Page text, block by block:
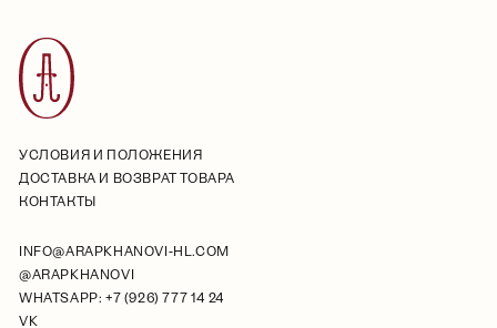
УСЛОВИЯ И ПОЛОЖЕНИЯ
ДОСТАВКА И ВОЗВРАТ ТОВАРА
КОНТАКТЫ
INFO@ARAPKHANOVI-HL.COM
@ARAPKHANOVI
WHATSAPP: +7 (926) 777 14 24
VK